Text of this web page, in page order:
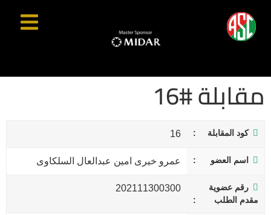
مقابلة #16
كود المقابلة 16
اسم العضو عمرو خيرى امين عبدالعال السلكاوى
رقم عضوية
مقدم الطلب
202111300300